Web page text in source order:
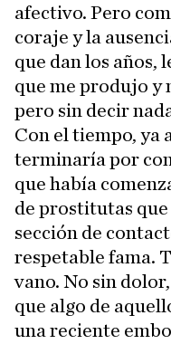
afectivo. Pero
coraje y la
que dan los años,
que me produjo y
pero sin decir
Con el tiempo, ya
terminaría por
que había
de prostitutas que
sección de
respetable fama.
vano. No sin
que algo de
una reciente